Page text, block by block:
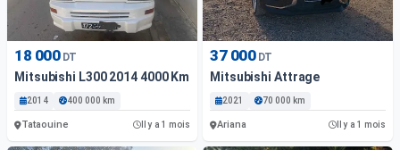
18 000 DT
Mitsubishi L300 2014 4000 Km
2014 400 000 km
Tataouine Il y a 1 mois
37 000 DT
Mitsubishi Attrage
2021 70 000 km
Ariana Il y a 1 mois